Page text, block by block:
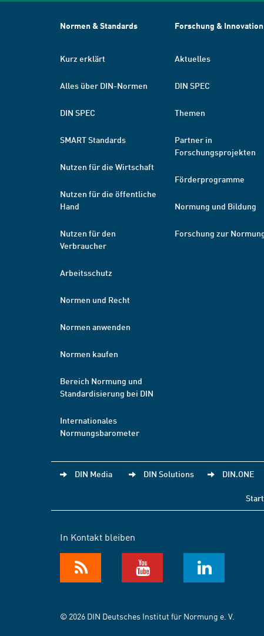
Normen & Standards
Kurz erklärt
Alles über DIN-Normen
DIN SPEC
SMART Standards
Nutzen für die Wirtschaft
Nutzen für die öffentliche
Hand
Nutzen für den
Verbraucher
Arbeitsschutz
Normen und Recht
Normen anwenden
Normen kaufen
Bereich Normung und
Standardisierung bei DIN
Internationales
Normungsbarometer
Forschung & Innovation
Aktuelles
DIN SPEC
Themen
Partner in
Forschungsprojekten
Förderprogramme
Normung und Bildung
Forschung zur
DIN Media DIN Solutions DIN.ONE
In Kontakt bleiben
© 2026 DIN Deutsches Institut für Normung e. V.